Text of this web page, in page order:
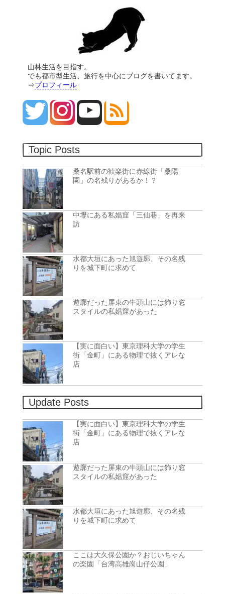
山林生活を目指す。
でも都市型生活、旅行を中心にブログを書いてます。
⇒プロフィール
Topic Posts
桑名駅前の歓楽街に赤線街「桑陽
園」の名残りがあるか！？
中壢にある私娼窟「三仙巷」を再来
訪
水都大垣にあった旭遊廓、その名残
りを城下町に求めて
遊廓だった屏東の牛頭山には飾り窓
スタイルの私娼窟があった
【実に面白い】東京理科大学の学生
街「金町」にある物理で抜くアレな
店
Update Posts
【実に面白い】東京理科大学の学生
街「金町」にある物理で抜くアレな
店
遊廓だった屏東の牛頭山には飾り窓
スタイルの私娼窟があった
水都大垣にあった旭遊廓、その名残
りを城下町に求めて
ここは大久保公園か？おじいちゃん
の楽園「台湾高雄崗山仔公園」